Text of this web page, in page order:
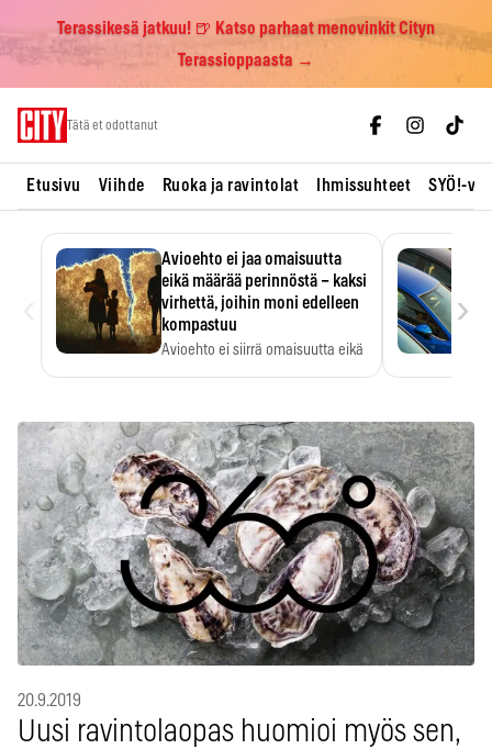
Terassikesä jatkuu! 🍺 Katso parhaat menovinkit Cityn
Terassioppaasta →
Tätä et odottanut
Etusivu Viihde Ruoka ja ravintolat Ihmissuhteet SYÖ!-
Avioehto ei jaa omaisuutta
eikä määrää perinnöstä – kaksi
virhettä, joihin moni edelleen
kompastuu
Avioehto ei siirrä omaisuutta eikä
›
20.9.2019
Uusi ravintolaopas huomioi myös sen,